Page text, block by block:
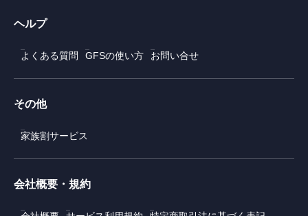
ヘルプ
よくある質問 GFSの使い方 お問い合せ
その他
家族割サービス
会社概要・規約